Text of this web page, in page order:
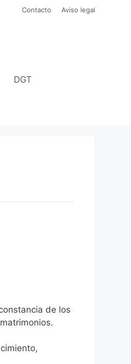
Contacto Aviso legal
DGT
de los